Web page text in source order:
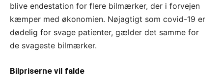
blive endestation for flere bilmærker, der i forvejen
kæmper med økonomien. Nøjagtigt som covid-19 er
dødelig for svage patienter, gælder det samme for
de svageste bilmærker.
Bilpriserne vil falde